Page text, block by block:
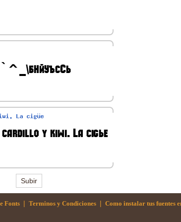
Subir
Fonts | Terminos y Condiciones | Como instalar tus fuentes